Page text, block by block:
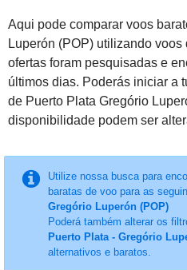
Aqui pode comparar voos
Luperón (POP) utilizando
ofertas foram pesquisadas e
últimos dias. Poderás iniciar a
de Puerto Plata Gregório
disponibilidade podem ser
Utilize nossa busca para
baratas de voo para as
Gregório Luperón (POP)
Poderá também alterar os
Puerto Plata - Gregório
alternativos e baratos.